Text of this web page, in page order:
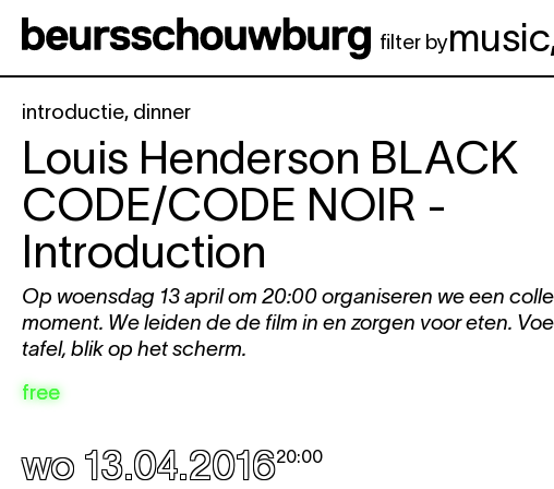
filter bymusic
introductie, dinner
Louis Henderson BLACK
CODE/CODE NOIR -
Introduction
Op woensdag 13 april om 20:00 organiseren we een
moment. We leiden de de film in en zorgen voor eten.
tafel, blik op het scherm.
free
wo 13.04.201620:00